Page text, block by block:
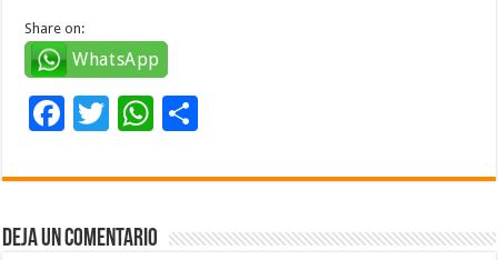
Share on:
WhatsApp
F
e
b
T
tt
er
W
at
sA
m
Deja un comentario